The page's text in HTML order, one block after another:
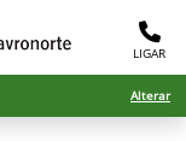
LIGAR
Alterar